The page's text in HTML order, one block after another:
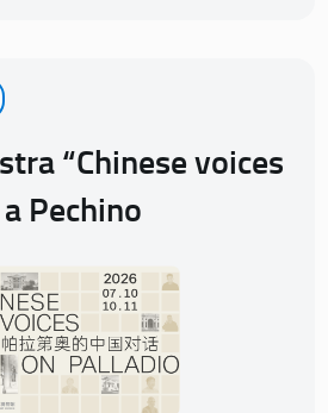
“Chinese voices
Pechino